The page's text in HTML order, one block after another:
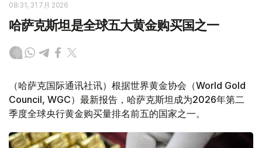
08:31, 31 7月 2026
哈萨克斯坦是全球五大黄金购买国之一
（哈萨克国际通讯社讯）根据世界黄金协会（World Gold
Council, WGC）最新报告，哈萨克斯坦成为2026年第二
季度全球央行黄金购买量排名前五的国家之一。